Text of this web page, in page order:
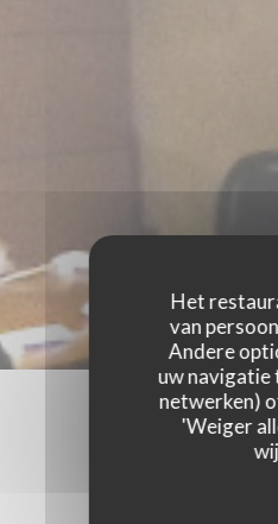
Het
van
Andere
uw navigatie
netwerken)
'Weiger